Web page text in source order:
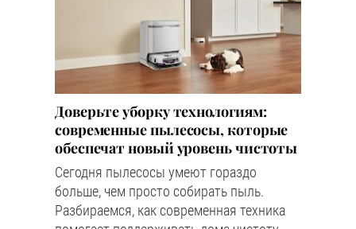
Доверьте уборку технологиям:
современные пылесосы, которые
обеспечат новый уровень чистоты
Сегодня пылесосы умеют гораздо
больше, чем просто собирать пыль.
Разбираемся, как современная техника